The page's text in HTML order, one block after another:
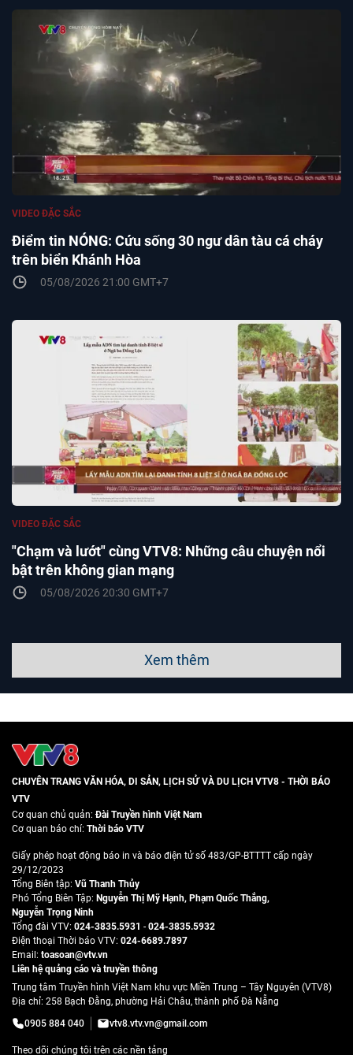
Điểm tin NÓNG: Cứu sống 30 ngư dân tàu cá cháy
trên biển Khánh Hòa
VIDEO ĐẶC SẮC
05/08/2026 21:00 GMT+7
"Chạm và lướt" cùng VTV8: Những câu chuyện nổi
bật trên không gian mạng
VIDEO ĐẶC SẮC
05/08/2026 20:30 GMT+7
Xem thêm
CHUYÊN TRANG VĂN HÓA, DI SẢN, LỊCH SỬ VÀ DU LỊCH VTV8 - THỜI BÁO
VTV
Cơ quan chủ quản:Đài Truyền hình Việt Nam
Cơ quan báo chí: Thời báo VTV
Giấy phép hoạt động báo in và báo điện tử số 483/GP-BTTTT cấp ngày
29/12/2023
Tổng Biên tập: Vũ Thanh Thủy
Phó Tổng Biên Tập: Nguyễn Thị Mỹ Hạnh, Phạm Quốc Thắng,
Nguyễn Trọng Ninh
Tổng đài VTV: 024-3835.5931 - 024-3835.5932
Ðiện thoại Thời báo VTV: 024-6689.7897
Email: toasoan@vtv.vn
Liên hệ quảng cáo và truyền thông
Trung tâm Truyền hình Việt Nam khu vực Miền Trung – Tây Nguyên (VTV8)
Địa chỉ: 258 Bạch Đằng, phường Hải Châu, thành phố Đà Nẵng
0905 884 040
vtv8.vtv.vn@gmail.com
Theo dõi chúng tôi trên các nền tảng